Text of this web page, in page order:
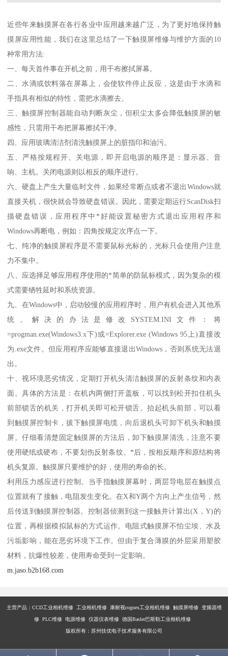
近些年来触摸屏在各行各业中应用越来越广泛，为了更好地保持触
摸屏应用性能，我们在这里总结了一下触摸屏维修与维护方面的10
种常用方法:
一、每天首件事在开机之前，用干布擦拭屏幕。
二、水滴或饮料落在屏幕上，会使软件停止反应，这是由于水滴和
手指具有相似的特性，需把水滴擦去。
三、触摸屏控制器能自动判断灰尘，但积尘太多会降低触摸屏的敏
感性，只需用干布把屏幕擦拭干净。
四、应用玻璃清洁剂清洗触摸屏上的脏指印和油污。
五、严格按规程开、关电源，即开启电源的顺序是：显示器、音
响、主机。关闭电源则以相反的顺序进行。
六、硬盘上产生大量临时文件，如果经常断点或者不退出Windows就
直接关机，很快就会导致硬盘错误。因此，需要定期运行ScanDisk扫
描硬盘错误，应用程序中*好能设置秘密方式退出应用程序和
Windows再断电，例如：四角按规定次序点一下。
七、纯净的触摸屏程序是不需要鼠标光标的，光标只会使用户注意
力不集中。
八、应选择足够应用程序使用的*简单的防鼠标模式，因为复杂的模
式需要牺牲延时和系统资源。
九、在Windows中，启动较慢的应用程序时，用户有机会进入其他系
统。解决的办法是修改SYSTEM.INI文件：将
=progman.exe(Windows3.x下)或=Explorer.exe (Windows 95上)直接改
为.exe文件。但应用程序应能够直接退出Windows，否则系统无法退
出。
十、视环境恶劣情况，定期打开机头清洁触摸屏的反射条纹和内表
面。具体的方法是：在机内两侧打开盖板，可以找到松开扣住机头
前部锁舌的机关，打开机关即可松开锁舌。抬起机头前部，可以看
到触摸屏控制卡，拔下触摸屏电缆，向后退机头可卸下机头和触摸
屏。仔细看清楚固定触摸屏的方法后，卸下触摸屏清洗，注意不要
使用硬纸或硬布，不要划伤反射条纹。*后，按相反顺序和原结构将
机头复原。触摸屏只要维护的好，使用的寿命的长。
利用压力感应进行控制。当手指触摸屏幕时，两层导电层在触摸点
位置就有了接触，电阻发生变化。在X和Y两个方向上产生信号，然
后传送到触摸屏控制器。控制器侦测到这一接触并计算出(X，Y)的
位置，再根据模拟鼠标的方式运作。电阻式触摸屏不怕尘埃、水及
污垢影响，能在恶劣环境下工作。但由于复合薄膜的外层采用塑胶
材料，抗爆性较差，使用寿命受到一定影响。
m.jaso.b2b168.com
主营产品： CCD工业相机维修 工业相机维修 康耐视cognex工业相机维修 触摸屏维修 变频器维
修 PLC维修 电源维修 仪器仪表维修 德国Basler巴斯勒工业相机维修
版权所有：苏州技优电子技术服务有限公司